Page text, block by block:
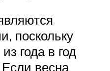
поскольку
года в год
Если весна